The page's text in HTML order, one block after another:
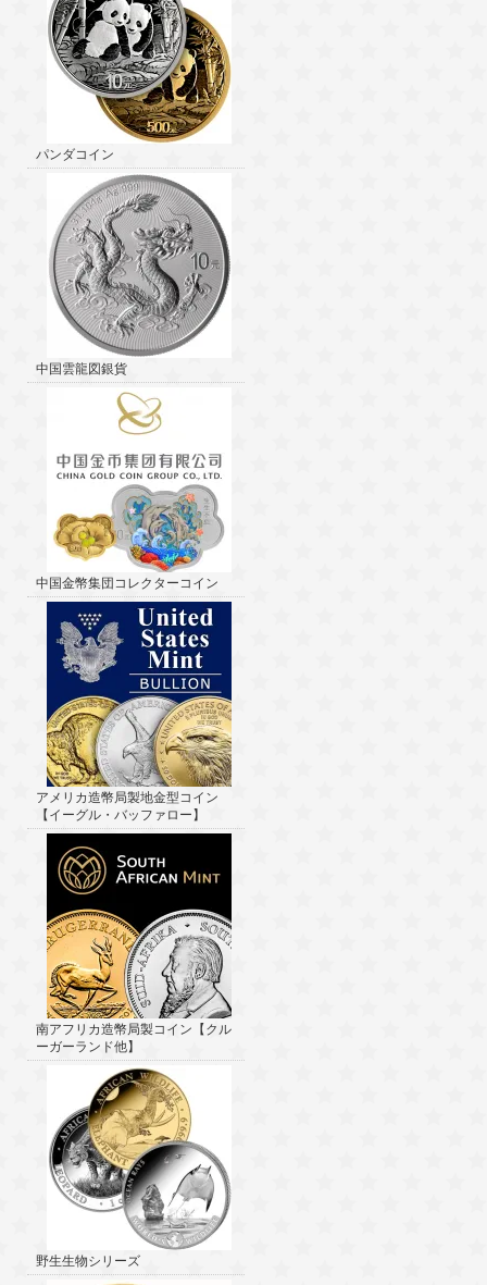
パンダコイン
中国雲龍図銀貨
中国金幣集団コレクターコイン
アメリカ造幣局製地金型コイン
【イーグル・バッファロー】
南アフリカ造幣局製コイン【クル
ーガーランド他】
野生生物シリーズ